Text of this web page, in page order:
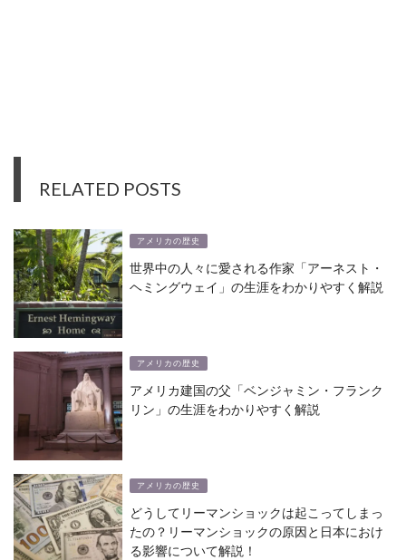
RELATED POSTS
アメリカの歴史
世界中の人々に愛される作家「アーネスト・
ヘミングウェイ」の生涯をわかりやすく解説
アメリカの歴史
アメリカ建国の父「ベンジャミン・フランク
リン」の生涯をわかりやすく解説
アメリカの歴史
どうしてリーマンショックは起こってしまっ
たの？リーマンショックの原因と日本におけ
る影響について解説！